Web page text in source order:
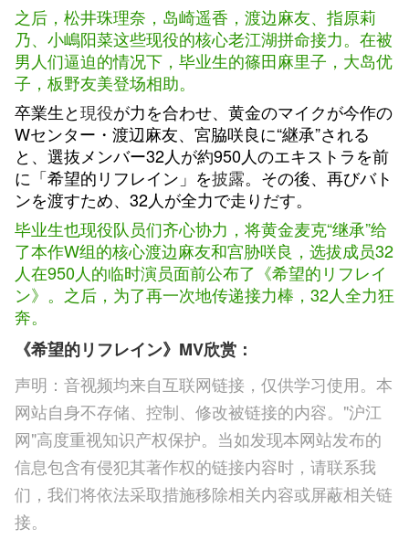
之后， 松井珠理奈 ，岛崎遥香 ， 渡边麻友、指原莉
乃、小嶋阳菜这些现役的核心老江湖拼命接力。在被
男人们逼迫的情况下， 毕业生的篠田麻里子 ，大岛优
子， 板野友美登场相助。
卒業生と現役が力を合わせ、黄金のマイクが今作の
Wセンター・渡辺麻友、宮脇咲良に“継承”される
と、選抜メンバー32人が約950人のエキストラを前
に「希望的リフレイン」を披露。その後、再びバト
ンを渡すため、32人が全力で走りだす。
毕业生也现役队员们齐心协力，将黄金麦克“继承”给
了本作W组的核心渡边麻友和宫胁咲良，选拔成员32
人在950人的临时演员面前公布了《希望的リフレイ
ン》。之后，为了再一次地传递接力棒，32人全力狂
奔。
《希望的リフレイン》MV欣赏：
声明：音视频均来自互联网链接，仅供学习使用。本
网站自身不存储、控制、修改被链接的内容。"沪江
网"高度重视知识产权保护。当如发现本网站发布的
信息包含有侵犯其著作权的链接内容时，请联系我
们，我们将依法采取措施移除相关内容或屏蔽相关链
接。